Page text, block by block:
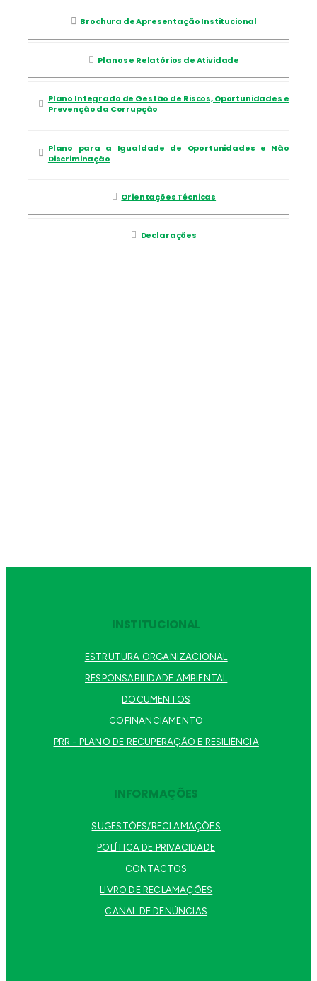
Brochura de Apresentação Institucional
Planos e Relatórios de Atividade
Plano Integrado de Gestão de Riscos, Oportunidades e
Prevenção da Corrupção
Plano para a Igualdade de Oportunidades e Não
Discriminação
Orientações Técnicas
Declarações
INSTITUCIONAL
ESTRUTURA ORGANIZACIONAL
RESPONSABILIDADE AMBIENTAL
DOCUMENTOS
COFINANCIAMENTO
PRR - PLANO DE RECUPERAÇÃO E RESILIÊNCIA
INFORMAÇÕES
SUGESTÕES/RECLAMAÇÕES
POLÍTICA DE PRIVACIDADE
CONTACTOS
LIVRO DE RECLAMAÇÕES
CANAL DE DENÚNCIAS